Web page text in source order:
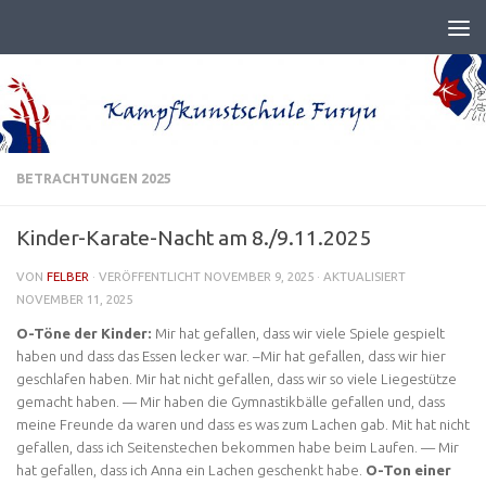
BETRACHTUNGEN 2025
Kinder-Karate-Nacht am 8./9.11.2025
VON FELBER · VERÖFFENTLICHT NOVEMBER 9, 2025 · AKTUALISIERT
NOVEMBER 11, 2025
O-Töne der Kinder: Mir hat gefallen, dass wir viele Spiele gespielt
haben und dass das Essen lecker war. –Mir hat gefallen, dass wir hier
geschlafen haben. Mir hat nicht gefallen, dass wir so viele Liegestütze
gemacht haben. — Mir haben die Gymnastikbälle gefallen und, dass
meine Freunde da waren und dass es was zum Lachen gab. Mit hat nicht
gefallen, dass ich Seitenstechen bekommen habe beim Laufen. — Mir
hat gefallen, dass ich Anna ein Lachen geschenkt habe. O-Ton einer